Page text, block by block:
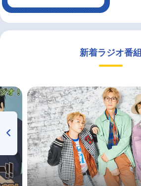
新着ラジオ番組